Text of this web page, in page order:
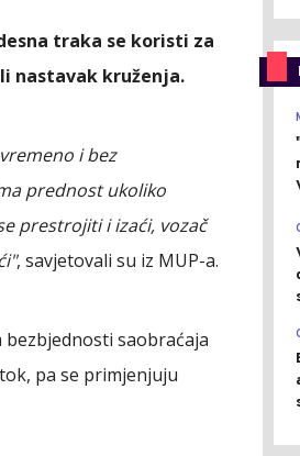
traka se koristi za
nastavak kruženja.
i bez
prednost ukoliko
prestrojiti i izaći, vozač
, savjetovali su iz MUP-a.
bezbjednosti saobraćaja
pa se primjenjuju